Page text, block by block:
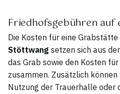
Friedhofsgebühren auf
Die Kosten für eine
Stöttwang setzen sich aus
das Grab sowie den Kosten
zusammen. Zusätzlich
Nutzung der Trauerhalle oder